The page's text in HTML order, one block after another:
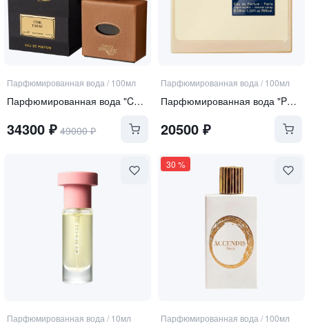
Парфюмированная вода / 100мл
Парфюмированная вода "Cuir Tabac"
34300 ₽ 49000₽
Парфюмированная вода / 100мл
Парфюмированная вода "Perle Rare"
20500₽
Парфюмированная вода / 10мл
30 %
Парфюмированная вода / 100мл